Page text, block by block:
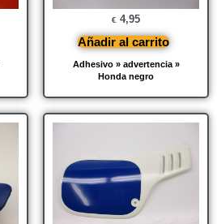
Adhesivo » advertencia »
Honda negro
€ 4,95
Añadir al carrito